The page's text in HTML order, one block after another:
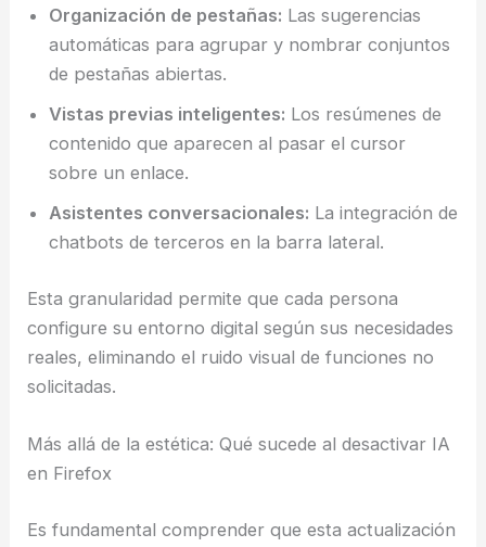
Organización de pestañas: Las sugerencias
automáticas para agrupar y nombrar conjuntos
de pestañas abiertas.
Vistas previas inteligentes: Los resúmenes de
contenido que aparecen al pasar el cursor
sobre un enlace.
Asistentes conversacionales: La integración de
chatbots de terceros en la barra lateral.
Esta granularidad permite que cada persona
configure su entorno digital según sus necesidades
reales, eliminando el ruido visual de funciones no
solicitadas.
Más allá de la estética: Qué sucede al desactivar IA
en Firefox
Es fundamental comprender que esta actualización